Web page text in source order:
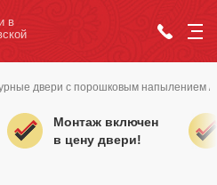
в
двери с порошковым напылением /
Монтаж включен
в цену двери!